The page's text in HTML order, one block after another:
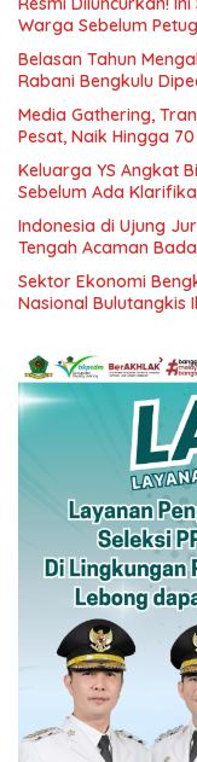
Warga Sebelum
Belasan Tahun
Rabani Bengkulu
Media Gathering,
Pesat, Naik Hingga
Keluarga YS Angkat
Sebelum Ada
Indonesia di Ujung
Tengah Acaman
Sektor Ekonomi
Nasional Bulutangkis